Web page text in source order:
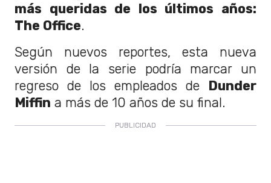
más queridas de los últimos años:
The Office.
Según nuevos reportes, esta nueva
versión de la serie podría marcar un
regreso de los empleados de Dunder
Miffin a más de 10 años de su final.